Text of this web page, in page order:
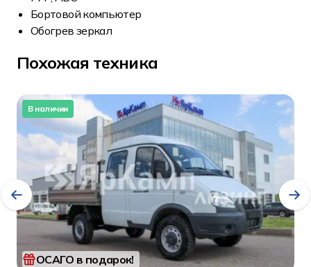
Бортовой компьютер
Обогрев зеркал
Похожая техника
В наличии
ОСАГО в подарок!